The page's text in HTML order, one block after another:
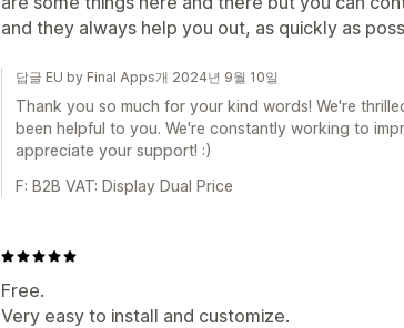
and they always help you out, as quickly as
답글 EU by Final Apps개 2024년 9월 10일
Thank you so much for your kind words! We're
been helpful to you. We're constantly working to
appreciate your support! :)
F: B2B VAT: Display Dual Price
Free.
Very easy to install and customize.